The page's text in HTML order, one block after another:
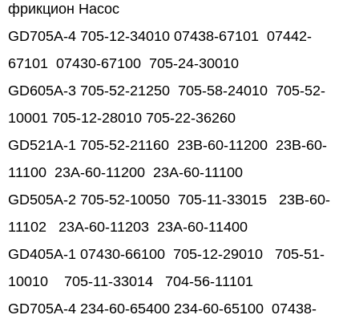
фрикцион Насос
GD705A-4 705-12-34010 07438-67101 07442-
67101 07430-67100 705-24-30010
GD605A-3 705-52-21250 705-58-24010 705-52-
10001 705-12-28010 705-22-36260
GD521A-1 705-52-21160 23B-60-11200 23B-60-
11100 23A-60-11200 23A-60-11100
GD505A-2 705-52-10050 705-11-33015 23B-60-
11102 23A-60-11203 23A-60-11400
GD405A-1 07430-66100 705-12-29010 705-51-
10010 705-11-33014 704-56-11101
GD705A-4 234-60-65400 234-60-65100 07438-